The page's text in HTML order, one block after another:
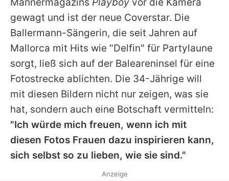
Jobs
App runterladen
Team
Redaktionelle Richtlinien
Impressum
Datenschutzerklärung
Nutzungsbedingungen
Utiq verwalten
gewagt und ist der neue Coverstar. Die
Ballermann-Sängerin, die seit Jahren auf
Mallorca mit Hits wie "Delfin" für Partylaune
sorgt, ließ sich auf der Baleareninsel für eine
Fotostrecke ablichten. Die 34-Jährige will
mit diesen Bildern nicht nur zeigen, was sie
hat, sondern auch eine Botschaft vermitteln:
"Ich würde mich freuen, wenn ich mit
diesen Fotos Frauen dazu inspirieren kann,
sich selbst so zu lieben, wie sie sind."
Anzeige